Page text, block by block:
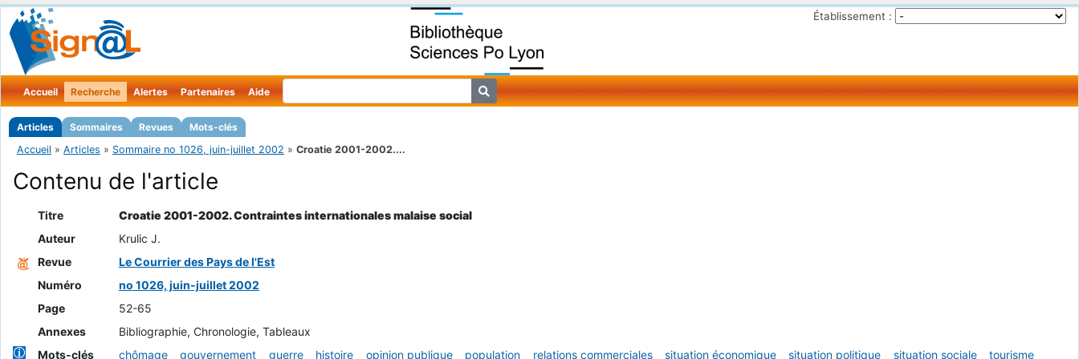
Établissement :
Accueil Recherche
Articles Sommaires Revues Mots-clés
Alertes Partenaires Aide
Accueil » Articles » Sommaire no 1026, juin-juillet 2002 » Croatie 2001-2002....
Contenu de l'article
Titre
Croatie 2001-2002. Contraintes internationales malaise social
Auteur
Krulic J.
Revue
Le Courrier des Pays de l'Est
Numéro
no 1026, juin-juillet 2002
Page
52-65
Annexes
Bibliographie, Chronologie, Tableaux
Mots-clés
chômage gouvernement guerre histoire opinion publique population relations commerciales situation économique situation politique situation sociale
tourisme